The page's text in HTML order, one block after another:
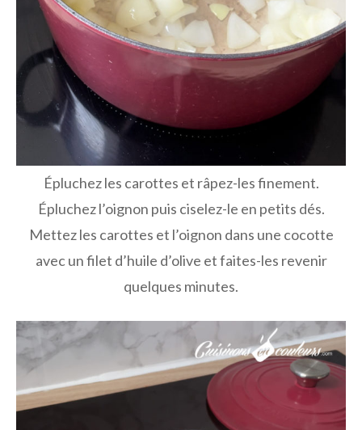
Épluchez les carottes et râpez-les finement.
Épluchez l’oignon puis ciselez-le en petits dés.
Mettez les carottes et l’oignon dans une cocotte
avec un filet d’huile d’olive et faites-les revenir
quelques minutes.